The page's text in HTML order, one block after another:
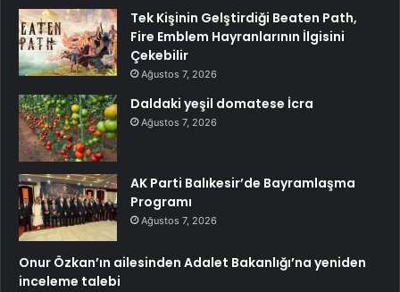
Tek Kişinin Gelştirdiği Beaten Path,
Fire Emblem Hayranlarının İlgisini
Çekebilir
Ağustos 7, 2026
Daldaki yeşil domatese İcra
Ağustos 7, 2026
AK Parti Balıkesir’de Bayramlaşma
Programı
Ağustos 7, 2026
Onur Özkan’ın ailesinden Adalet Bakanlığı’na yeniden
inceleme talebi